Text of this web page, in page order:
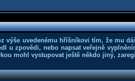
výše uvedenému hříšníkovi tím, že mu
u zpovědi, nebo napsat veřejně
mohl vystupovat ještě někdo jiný,